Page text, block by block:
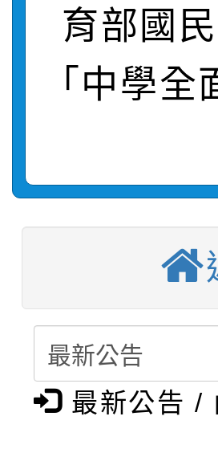
畫影片一案
劇比賽實施
表
轉知：桃園
敬師藝文競
【甄選結果
學年度第1
【甄選結
學年度第1
結果(第3招)
【甄選結
學年度第1
【甄選結果
結果(第12
賽及師生
賽實施要點
轉知：「
比賽實施要
轉知：「
動辦法」
轉知臺中市
城市手牽手
轉知：「
育部國
「中學
最新公告 /